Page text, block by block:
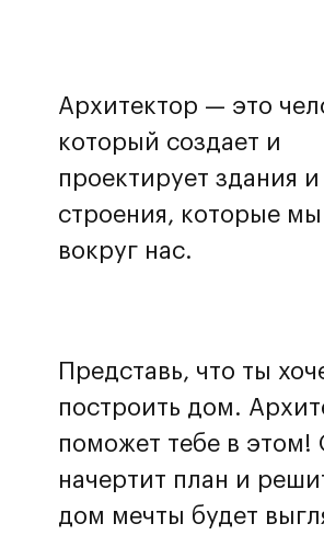
Архитектор — это
который создает и
проектирует здания
строения, которые
вокруг нас.
Представь, что ты
построить дом.
поможет тебе в этом!
начертит план и
дом мечты будет